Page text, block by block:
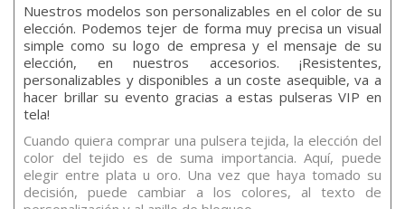
Nuestros modelos son personalizables en el color de su
elección. Podemos tejer de forma muy precisa un visual
simple como su logo de empresa y el mensaje de su
elección, en nuestros accesorios. ¡Resistentes,
personalizables y disponibles a un coste asequible, va a
hacer brillar su evento gracias a estas pulseras VIP en
tela!
Cuando quiera comprar una pulsera tejida, la elección del
color del tejido es de suma importancia. Aquí, puede
elegir entre plata u oro. Una vez que haya tomado su
decisión, puede cambiar a los colores, al texto de